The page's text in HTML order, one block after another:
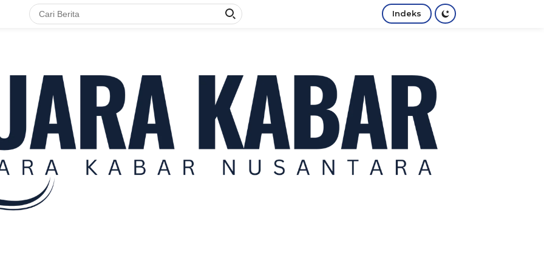
Indeks